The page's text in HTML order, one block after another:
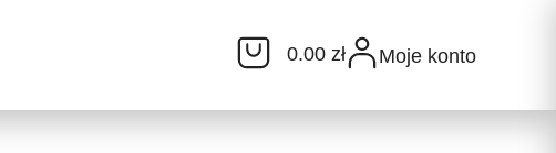
0.00 zł Moje konto